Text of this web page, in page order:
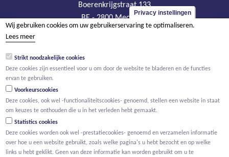
Boerenkrijgstraat 133
BE - 2800 Mechelen
tel +32 15 569 965
BTW BE 0466.256.432
Privacy instellingen
Wij gebruiken cookies om uw gebruikerservaring te optimaliseren.
Lees meer
Strikt noodzakelijke cookies
Deze cookies zijn essentieel voor u om door de website te bladeren en de functies
ervan te gebruiken.
Voorkeurscookies
Deze cookies, ook wel -functionaliteitscookies- genoemd, stellen een website in staat
om keuzes te onthouden die u in het verleden hebt gemaakt.
Statistics cookies
Deze cookies worden ook wel -prestatiecookies- genoemd en verzamelen informatie
over hoe u een website gebruikt, zoals welke pagina's u hebt bezocht en op welke
links u hebt geklikt. Geen van deze informatie kan worden gebruikt om u te